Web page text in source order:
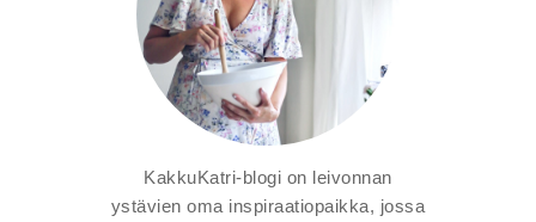
KakkuKatri-blogi on leivonnan
ystävien oma inspiraatiopaikka, jossa